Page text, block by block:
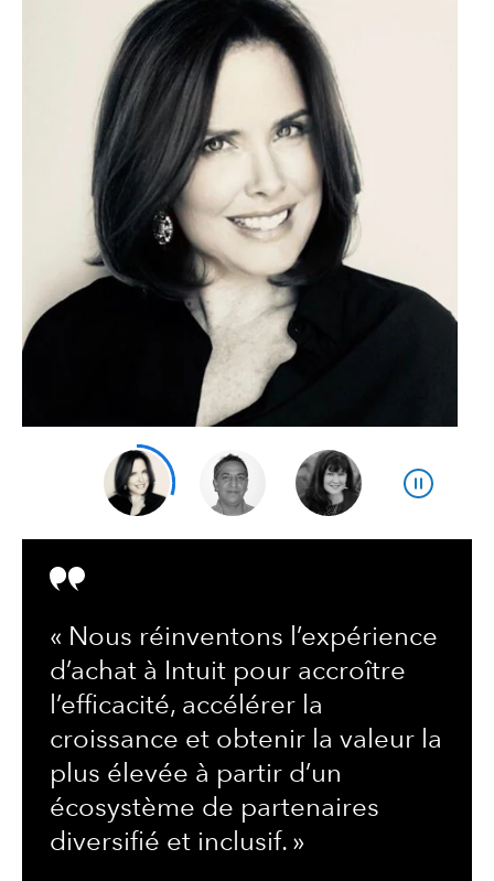
« Nous réinventons l’expérience
d’achat à Intuit pour accroître
l’efficacité, accélérer la
croissance et obtenir la valeur la
plus élevée à partir d’un
écosystème de partenaires
diversifié et inclusif. »